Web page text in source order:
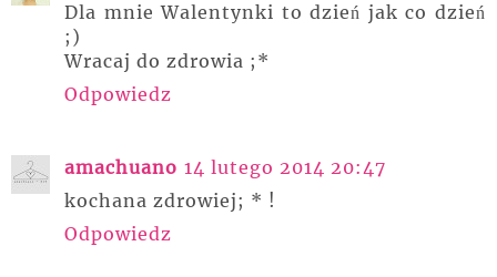
Dla mnie Walentynki to dzień jak co dzień
;)
Wracaj do zdrowia ;*
Odpowiedz
amachuano 14 lutego 2014 20:47
kochana zdrowiej; * !
Odpowiedz